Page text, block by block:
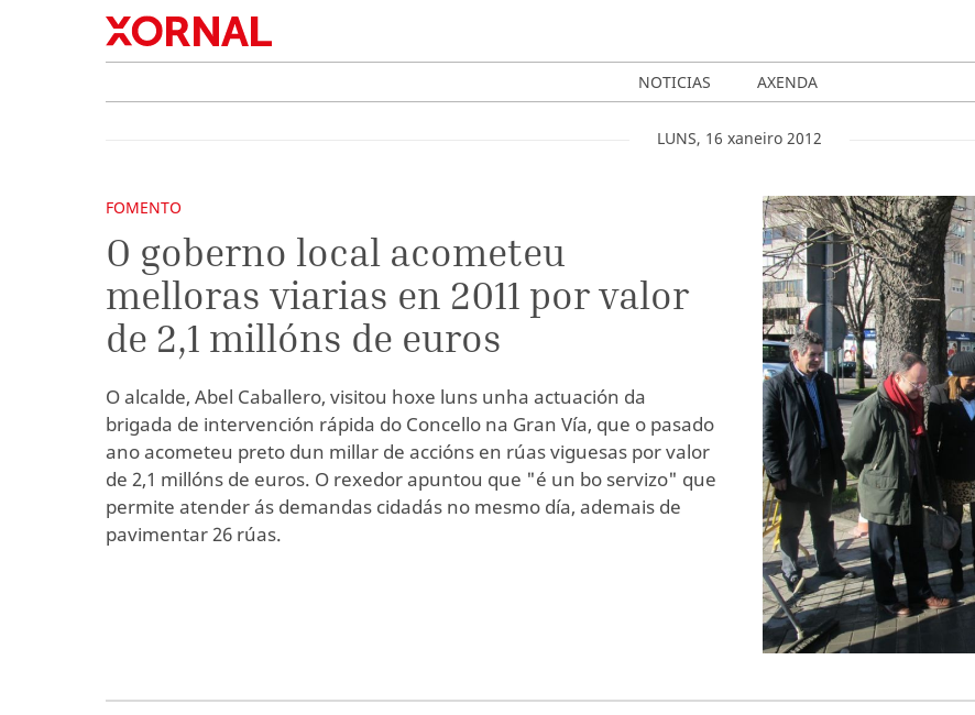
NOTICIAS AXENDA
LUNS, 16 xaneiro 2012
FOMENTO
O goberno local acometeu
melloras viarias en 2011 por valor
de 2,1 millóns de euros
O alcalde, Abel Caballero, visitou hoxe luns unha actuación da
brigada de intervención rápida do Concello na Gran Vía, que o pasado
ano acometeu preto dun millar de accións en rúas viguesas por valor
de 2,1 millóns de euros. O rexedor apuntou que "é un bo servizo" que
permite atender ás demandas cidadás no mesmo día, ademais de
pavimentar 26 rúas.